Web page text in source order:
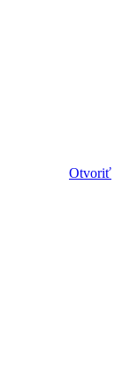
Otvoriť